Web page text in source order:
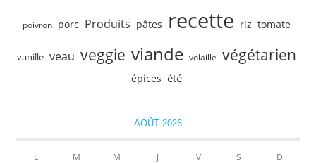
poivron porc Produits pâtes recette riz tomate
vanille veau veggie viande volaille végétarien
épices été
AOÛT 2026
L M M J V S D